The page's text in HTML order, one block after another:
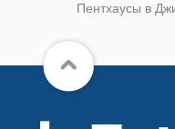
Пентхаусы в